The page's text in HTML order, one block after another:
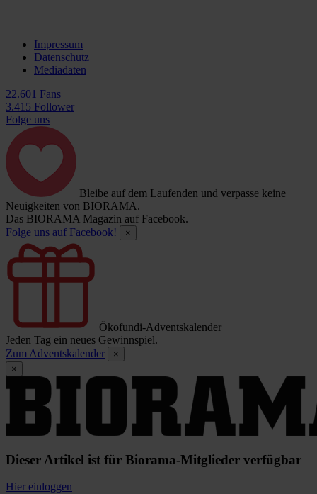
Impressum
Datenschutz
Mediadaten
22.601 Fans
3.415 Follower
Folge uns
Bleibe auf dem Laufenden und verpasse keine
Neuigkeiten von BIORAMA.
Das BIORAMA Magazin auf Facebook.
Folge uns auf Facebook!
×
Ökofundi-Adventskalender
Jeden Tag ein neues Gewinnspiel.
Zum Adventskalender
×
×
Dieser Artikel ist für Biorama-Mitglieder verfügbar
Hier einloggen